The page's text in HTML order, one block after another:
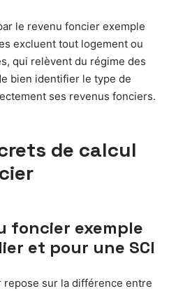
le revenu foncier exemple
excluent tout logement ou
qui relèvent du régime des
bien identifier le type de
ses revenus fonciers.
de calcul
foncier exemple
et pour une SCI
repose sur la différence entre